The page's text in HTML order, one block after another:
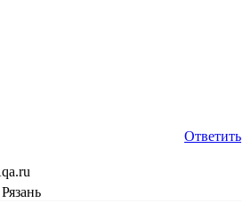
Ответить
Рязань